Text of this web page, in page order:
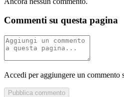
Commenti su questa pagina
Accedi per aggiungere un commento
Pubblica commento